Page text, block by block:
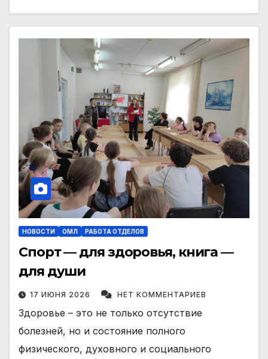
НОВОСТИ ОМЛ РАБОТА ОТДЕЛОВ
Спорт — для здоровья, книга —
для души
17 ИЮНЯ 2026 НЕТ КОММЕНТАРИЕВ
Здоровье – это не только отсутствие
болезней, но и состояние полного
физического, духовного и социального